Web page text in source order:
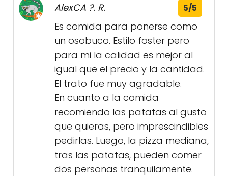
AlexCA ?. R. 5/5
Es comida para ponerse como
un osobuco. Estilo foster pero
para mi la calidad es mejor al
igual que el precio y la cantidad.
El trato fue muy agradable.
En cuanto a la comida
recomiendo las patatas al gusto
que quieras, pero imprescindibles
pedirlas. Luego, la pizza mediana,
tras las patatas, pueden comer
dos personas tranquilamente.